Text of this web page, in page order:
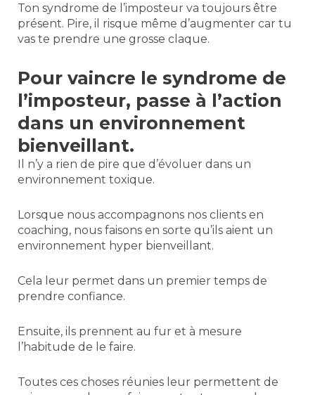
Ton syndrome de l’imposteur va toujours être
présent. Pire, il risque même d’augmenter car tu
vas te prendre une grosse claque.
Pour vaincre le syndrome de
l’imposteur, passe à l’action
dans un environnement
bienveillant.
Il n’y a rien de pire que d’évoluer dans un
environnement toxique.
Lorsque nous accompagnons nos clients en
coaching, nous faisons en sorte qu’ils aient un
environnement hyper bienveillant.
Cela leur permet dans un premier temps de
prendre confiance.
Ensuite, ils prennent au fur et à mesure
l’habitude de le faire.
Toutes ces choses réunies leur permettent de